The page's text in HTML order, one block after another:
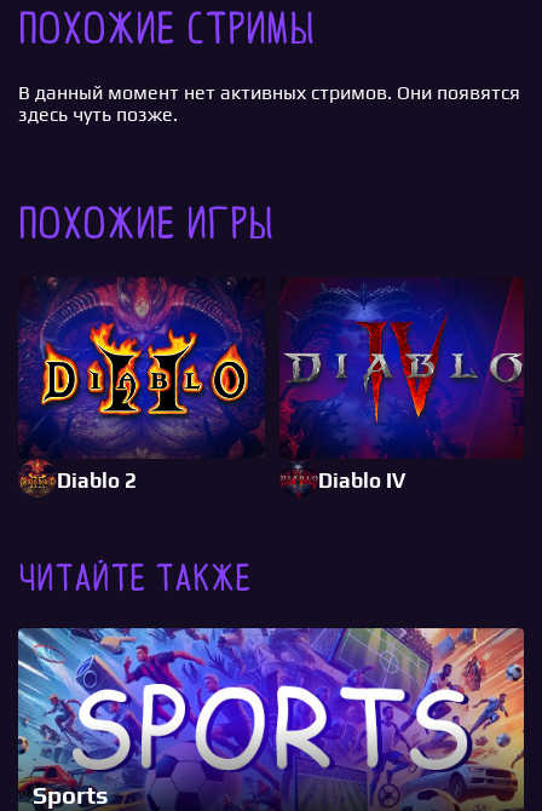
Похожие стримы
В данный момент нет активных стримов. Они появятся
здесь чуть позже.
Похожие игры
Diablo 2 Diablo IV
Читайте также
Sports